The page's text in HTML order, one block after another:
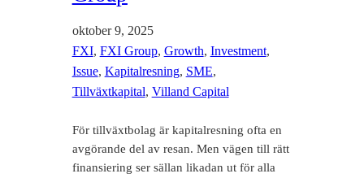
oktober 9, 2025
FXI, FXI Group, Growth, Investment
Issue, Kapitalresning, SME
Tillväxtkapital, Villand Capital
För tillväxtbolag är kapitalresning ofta en
avgörande del av resan. Men vägen till rätt
finansiering ser sällan likadan ut för alla